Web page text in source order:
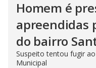
Homem é
apreendidas
do bairro
Suspeito tentou fugir
Municipal